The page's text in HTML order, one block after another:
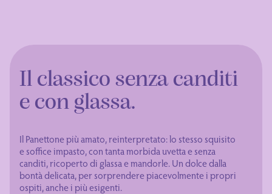
Il classico senza canditi
e con glassa.
Il Panettone più amato, reinterpretato: lo stesso squisito
e soffice impasto, con tanta morbida uvetta e senza
canditi, ricoperto di glassa e mandorle. Un dolce dalla
bontà delicata, per sorprendere piacevolmente i propri
ospiti, anche i più esigenti.